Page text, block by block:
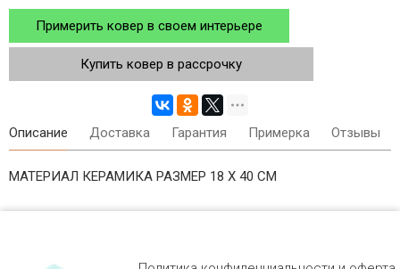
Примерить ковер в своем интерьере
Купить ковер в рассрочку
Описание Доставка Гарантия Примерка Отзывы
МАТЕРИАЛ КЕРАМИКА РАЗМЕР 18 Х 40 СМ